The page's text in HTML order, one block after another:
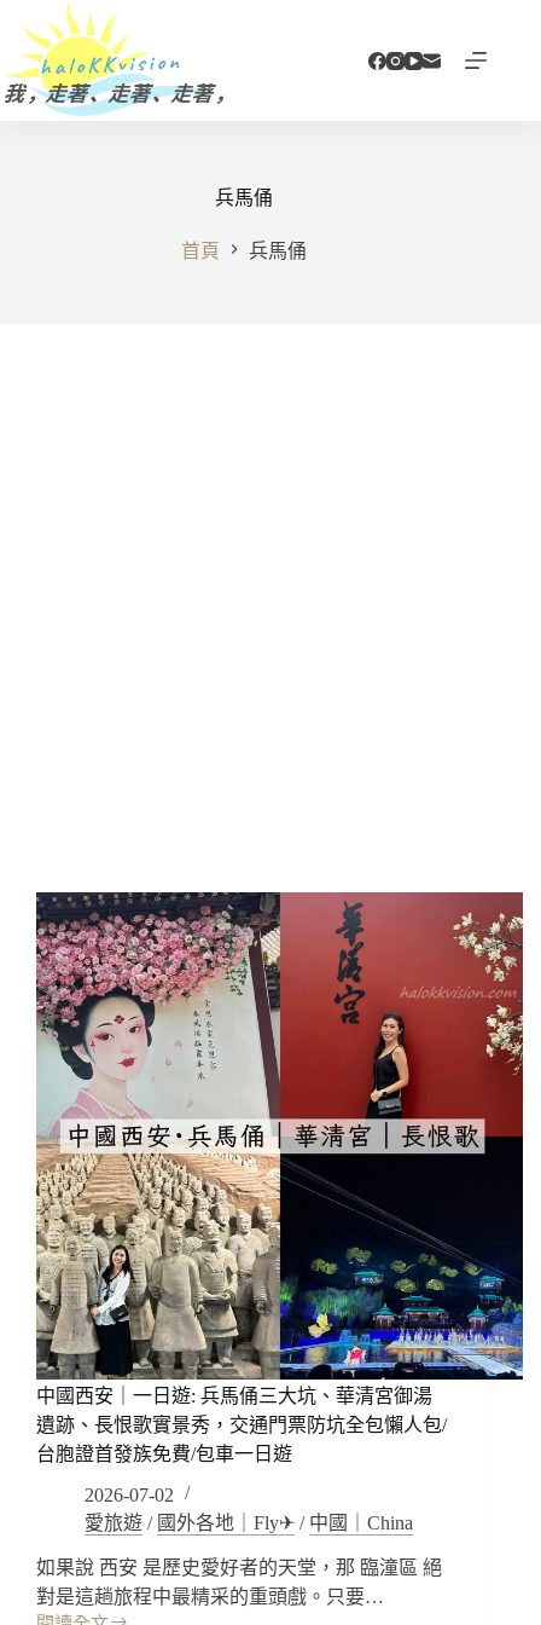
主
要
兵馬俑
首頁 兵馬俑
中國西安｜一日遊: 兵馬俑三大坑、華清宮御湯
遺跡、長恨歌實景秀，交通門票防坑全包懶人包/
台胞證首發族免費/包車一日遊
2026-07-02
愛旅遊 / 國外各地｜Fly✈ / 中國｜China
如果說 西安 是歷史愛好者的天堂，那 臨潼區 絕
對是這趟旅程中最精采的重頭戲。只要…